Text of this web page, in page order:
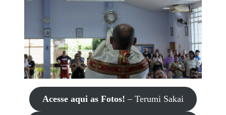
Acesse aqui as Fotos! – Terumi Sakai